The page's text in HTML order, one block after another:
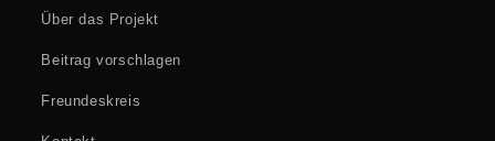
Über das Projekt
Beitrag vorschlagen
Freundeskreis